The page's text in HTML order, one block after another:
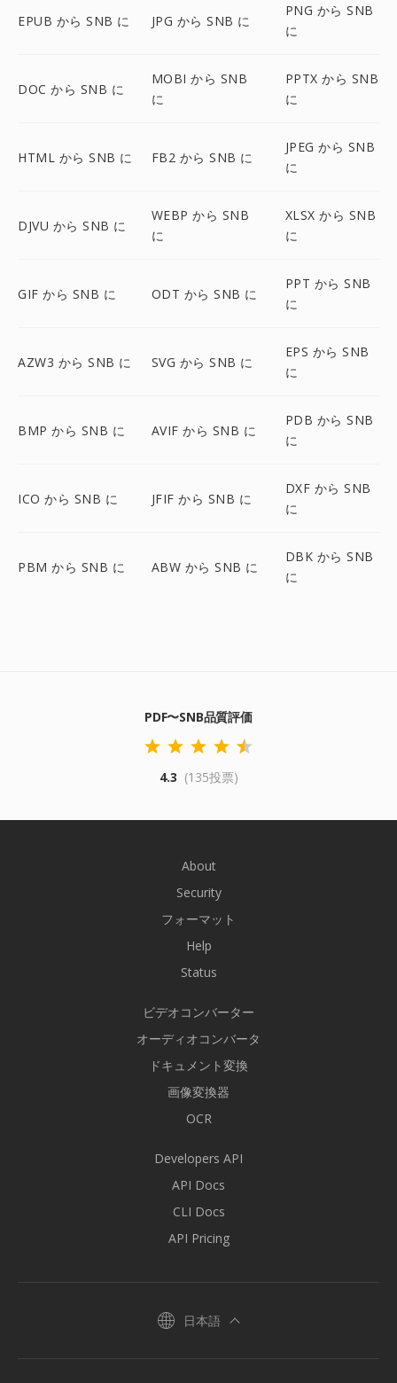
EPUB から SNB に JPG から SNB に
PNG から SNB
に
DOC から SNB に
MOBI から SNB
に
PPTX から SNB
に
HTML から SNB に FB2 から SNB に
JPEG から SNB
に
DJVU から SNB に
WEBP から SNB
に
XLSX から SNB
に
GIF から SNB に ODT から SNB に
PPT から SNB
に
AZW3 から SNB に SVG から SNB に
EPS から SNB
に
BMP から SNB に AVIF から SNB に
PDB から SNB
に
ICO から SNB に JFIF から SNB に
DXF から SNB
に
PBM から SNB に ABW から SNB に
DBK から SNB
に
PDF〜SNB品質評価
4.3 (135投票)
About
Security
フォーマット
Help
Status
ビデオコンバーター
オーディオコンバータ
ドキュメント変換
画像変換器
OCR
Developers API
API Docs
CLI Docs
API Pricing
日本語